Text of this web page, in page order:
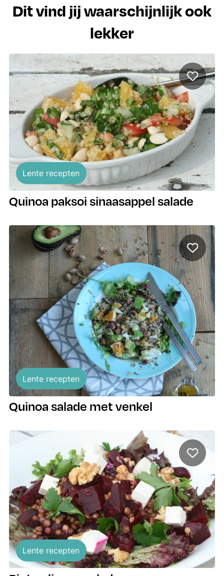
Dit vind jij waarschijnlijk ook
lekker
Lente recepten
Quinoa paksoi sinaasappel salade
Lente recepten
Quinoa salade met venkel
Lente recepten